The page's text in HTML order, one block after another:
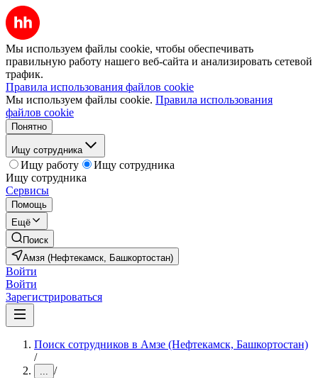
Мы используем файлы cookie, чтобы обеспечивать
правильную работу нашего веб-сайта и анализировать сетевой
трафик.
Правила использования файлов cookie
Мы используем файлы cookie. Правила использования
файлов cookie
Понятно
Ищу сотрудника
Ищу работу
Ищу сотрудника
Ищу сотрудника
Сервисы
Помощь
Ещё
Поиск
Амзя (Нефтекамск, Башкортостан)
Войти
Войти
Зарегистрироваться
Поиск сотрудников в Амзе (Нефтекамск, Башкортостан)
/
... /